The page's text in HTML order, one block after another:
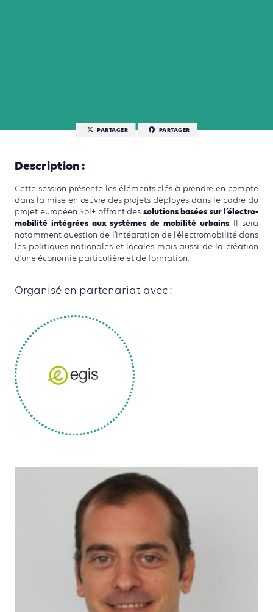
PARTAGER PARTAGER
Description :
Cette session présente les éléments clés à prendre en compte
dans la mise en œuvre des projets déployés dans le cadre du
projet européen Sol+ offrant des solutions basées sur l’électro-
mobilité intégrées aux systèmes de mobilité urbains. Il sera
notamment question de l’intégration de l’électromobilité dans
les politiques nationales et locales mais aussi de la création
d’une économie particulière et de formation.
Organisé en partenariat avec :